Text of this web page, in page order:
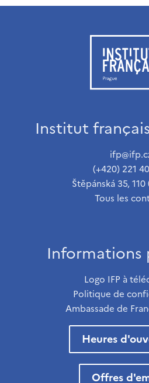
Institut
(+420) 221
Štěpánská 35, 110
Tous les
Informations
Logo IFP à
Politique de
Ambassade de
Heures
Offres